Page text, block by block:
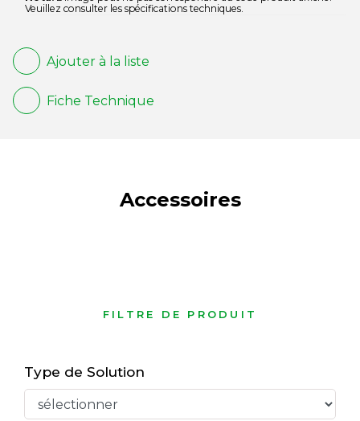
Veuillez consulter les spécifications techniques.
Ajouter à la liste
Fiche Technique
Accessoires
FILTRE DE PRODUIT
Type de Solution